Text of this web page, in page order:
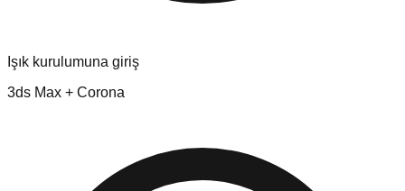
Işık kurulumuna giriş
3ds Max + Corona